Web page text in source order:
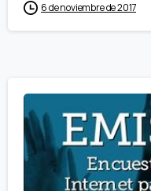
6 de noviembre de 2017